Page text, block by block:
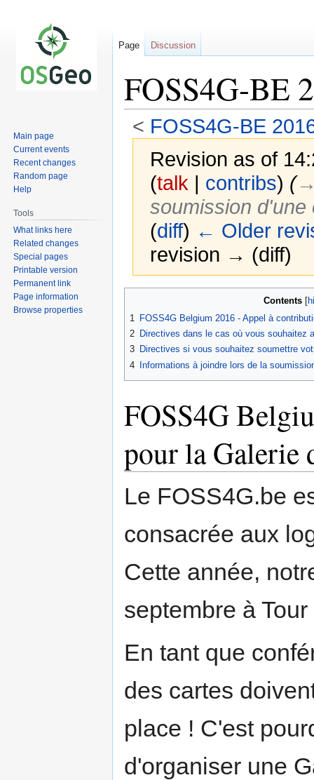
FOSS4G-BE
< FOSS4G-BE
Revision as of
(talk | contribs) (
soumission d'une
(diff) ← Older
revision → (diff)
Contents
1
FOSS4G Belgium 2016 - Appel à
2 Directives dans le cas où vous souhaitez
3 Directives si vous souhaitez soumettre
4 Informations à joindre lors de la
FOSS4G
pour la Galerie
Le FOSS4G.be
consacrée aux
Cette année,
septembre à
En tant que
des cartes
place ! C'est
d'organiser une
Page Discussion
Main page
Current events
Recent changes
Random page
Help
Tools
What links here
Related changes
Special pages
Printable version
Permanent link
Page information
Browse properties